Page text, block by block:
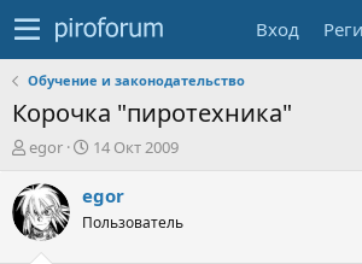
Вход
Обучение и законодательство
Корочка "пиротехника"
А
т
о
р
egor
Д
т
а
н
14 Окт 2009
egor
Пользователь